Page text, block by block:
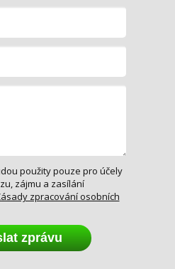
použity pouze pro účely
zájmu a zasílání
zpracování osobních
zprávu